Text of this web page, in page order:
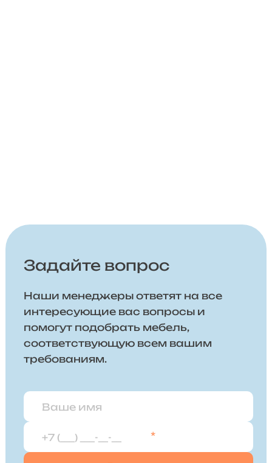
Задайте вопрос
Наши менеджеры ответят на все
интересующие вас вопросы и
помогут подобрать мебель,
соответствующую всем вашим
требованиям.
*